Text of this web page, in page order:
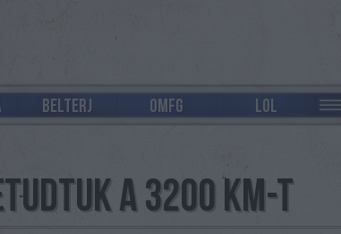
BELTERJ OMFG LOL
A 3200 KM-T